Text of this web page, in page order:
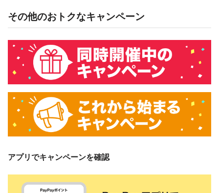
その他のおトクなキャンペーン
アプリでキャンペーンを確認